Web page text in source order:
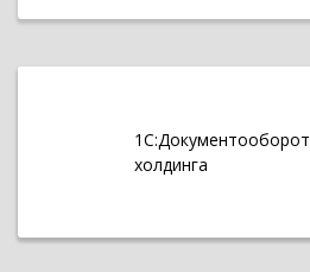
1С:Документооборот
холдинга